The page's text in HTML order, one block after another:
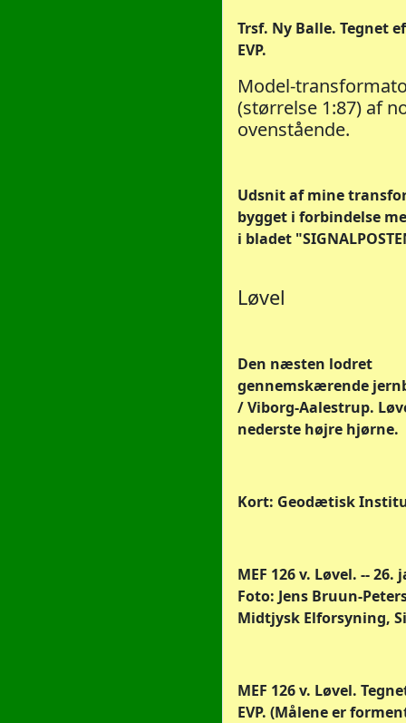
Trsf. Ny Balle. Tegnet
EVP.
Model-
(størrelse 1:87) af
ovenstående.
Udsnit af mine
bygget i forbindelse
i bladet
Løvel
Den næsten lodret
gennemskærende
/ Viborg-Aalestrup.
nederste højre hjørne.
Kort: Geodætisk
MEF 126 v. Løvel. -- 26.
Foto: Jens Bruun-
Midtjysk Elforsyning,
MEF 126 v. Løvel.
EVP. (Målene er